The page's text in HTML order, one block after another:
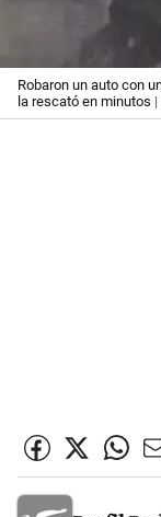
Robaron un auto con
la rescató en minutos